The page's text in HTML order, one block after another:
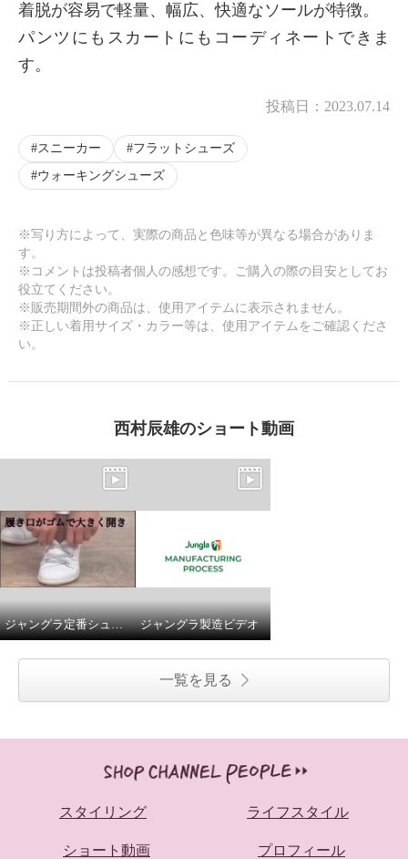
着脱が容易で軽量、幅広、快適なソールが特徴。
パンツにもスカートにもコーディネートできま
す。
投稿日： 2023.07.14
スニーカー
フラットシューズ
ウォーキングシューズ
※写り方によって、実際の商品と色味等が異なる場合がありま
す。
※コメントは投稿者個人の感想です。ご購入の際の目安としてお
役立てください。
※販売期間外の商品は、使用アイテムに表示されません。
※正しい着用サイズ・カラー等は、使用アイテムをご確認くださ
い。
西村辰雄のショート動画
ジャングラ定番シューズのご紹介 ジャングラ製造ビデオ
一覧を見る
スタイリング ライフスタイル
ショート動画 プロフィール